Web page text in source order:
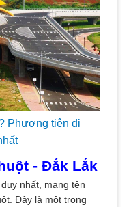
người, chiếm tỷ lệ
tỷ lệ 0,01% dân số.
tộc ở Việt Nam, nên
đậm đà bản sắc dân
hiện qua sự đa dạng
phong tục của đồng
- Di sản văn
gắn bó mật thiết với
thiểu số Tây Nguyên
các tỉnh: Kon Tum,
Phương tiện di
- Đắk Lắk
nhất, mang tên
Đây là một trong